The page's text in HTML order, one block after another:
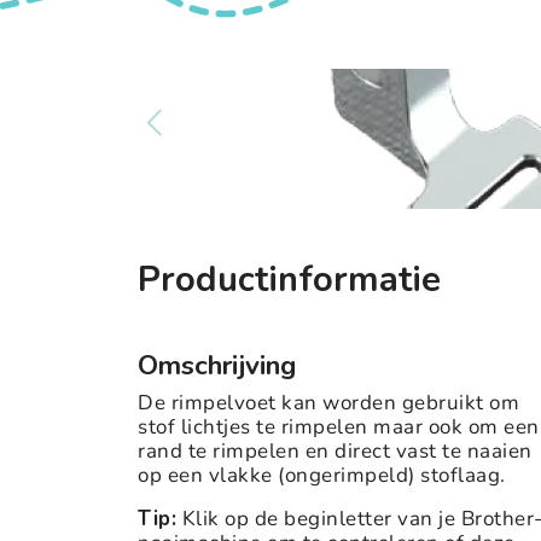
Productinformatie
Omschrijving
De rimpelvoet kan worden gebruikt om
stof lichtjes te rimpelen maar ook om een
rand te rimpelen en direct vast te naaien
op een vlakke (ongerimpeld) stoflaag.
Tip: Klik op de beginletter van je